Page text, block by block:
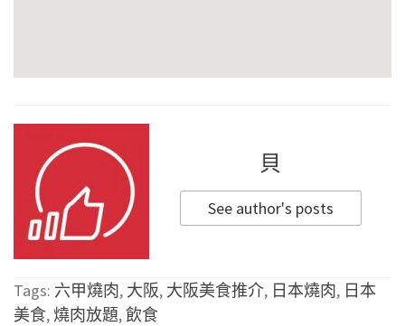
貝
See author's posts
Tags: 六甲燒肉, 大阪, 大阪美食推介, 日本燒肉, 日本
美食, 燒肉放題,飲食